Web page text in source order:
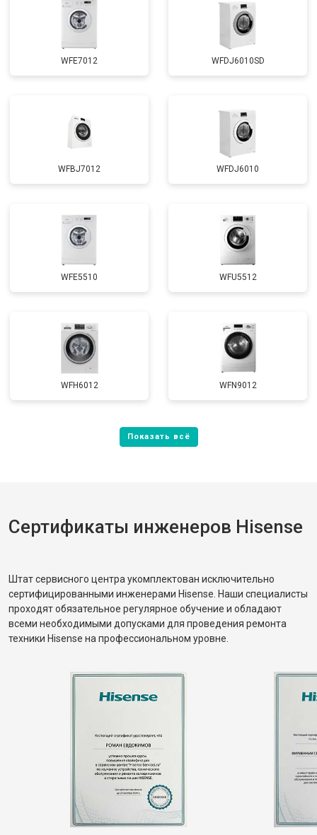
WFE7012 WFDJ6010SD
WFBJ7012 WFDJ6010
WFE5510 WFU5512
WFH6012 WFN9012
Сертификаты инженеров Hisense
Штат сервисного центра укомплектован исключительно
сертифицированными инженерами Hisense. Наши специалисты
проходят обязательное регулярное обучение и обладают
всеми необходимыми допусками для проведения ремонта
техники Hisense на профессиональном уровне.